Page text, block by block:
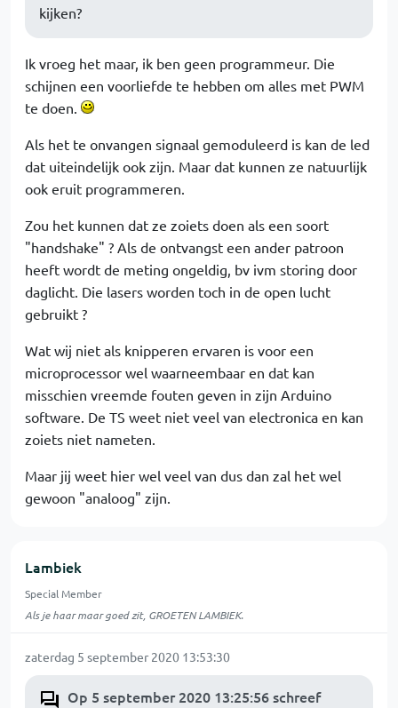
kijken?
Ik vroeg het maar, ik ben geen programmeur. Die
schijnen een voorliefde te hebben om alles met PWM
te doen.
Als het te onvangen signaal gemoduleerd is kan de led
dat uiteindelijk ook zijn. Maar dat kunnen ze natuurlijk
ook eruit programmeren.
Zou het kunnen dat ze zoiets doen als een soort
"handshake" ? Als de ontvangst een ander patroon
heeft wordt de meting ongeldig, bv ivm storing door
daglicht. Die lasers worden toch in de open lucht
gebruikt ?
Wat wij niet als knipperen ervaren is voor een
microprocessor wel waarneembaar en dat kan
misschien vreemde fouten geven in zijn Arduino
software. De TS weet niet veel van electronica en kan
zoiets niet nameten.
Maar jij weet hier wel veel van dus dan zal het wel
gewoon "analoog" zijn.
Lambiek
Special Member
Als je haar maar goed zit, GROETEN LAMBIEK.
zaterdag 5 september 2020 13:53:30
Op 5 september 2020 13:25:56 schreef